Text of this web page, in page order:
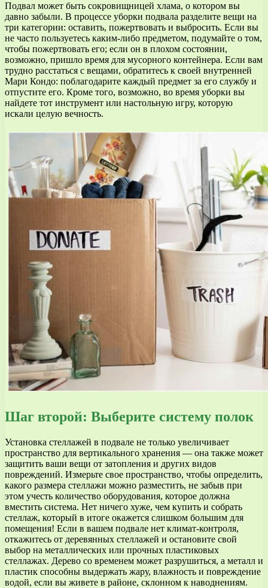
Подвал может быть сокровищницей хлама, о котором вы
давно забыли. В процессе уборки подвала разделите вещи на
три категории: оставить, пожертвовать и выбросить. Если вы
не часто пользуетесь каким-либо предметом, подумайте о том,
чтобы пожертвовать его; если он в плохом состоянии,
возможно, пришло время для мусорного контейнера. Если вам
трудно расстаться с вещами, обратитесь к своей внутренней
Мари Кондо: поблагодарите каждый предмет за его службу и
отпустите его. Кроме того, возможно, во время уборки вы
найдете тот инструмент или настольную игру, которую
искали целую вечность.
Шаг второй: Выберите систему полок
Установка стеллажей в подвале не только увеличивает
пространство для вертикального хранения — она также может
защитить ваши вещи от затопления и других видов
повреждений. Измерьте свое пространство, чтобы определить,
какого размера стеллажи можно разместить, не забыв при
этом учесть количество оборудования, которое должна
вместить система. Нет ничего хуже, чем купить и собрать
стеллаж, который в итоге окажется слишком большим для
помещения! Если в вашем подвале нет климат-контроля,
откажитесь от деревянных стеллажей и остановите свой
выбор на металлических или прочных пластиковых
стеллажах. Дерево со временем может разрушиться, а металл и
пластик способны выдержать жару, влажность и повреждение
водой, если вы живете в районе, склонном к наводнениям.